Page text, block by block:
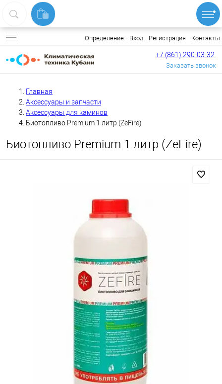
Определение Вход Регистрация Контакты
+7 (861) 290-03-32
Заказать звонок
Главная
Аксессуары и запчасти
Аксессуары для каминов
Биотопливо Premium 1 литр (ZeFire)
Биотопливо Premium 1 литр (ZeFire)